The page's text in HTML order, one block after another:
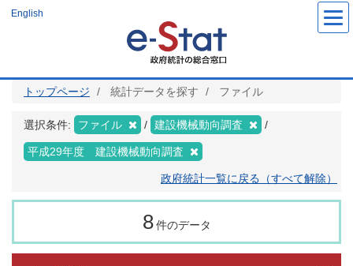
ツ
English
トップページ 統計データを探す ファイル
選択条件: ファイル 建設機械動向調査
平成29年度 建設機械動向調査
政府統計一覧に戻る（すべて解除）
8 件のデータ